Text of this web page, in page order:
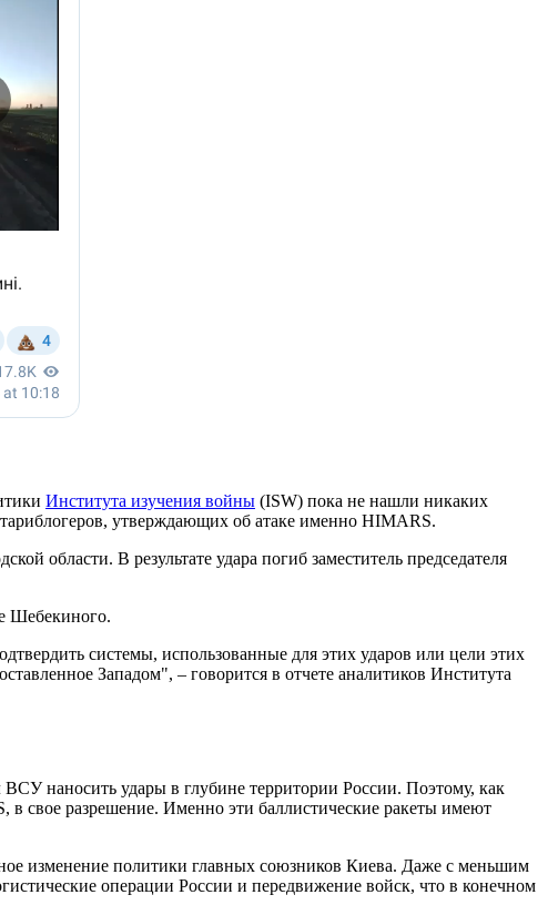
Института изучения войны (ISW) пока не нашли никаких
утверждающих об атаке именно HIMARS.
области. В результате удара погиб заместитель председателя
Шебекиного.
системы, использованные для этих ударов или цели этих
Западом", – говорится в отчете аналитиков Института
наносить удары в глубине территории России. Поэтому, как
в свое разрешение. Именно эти баллистические ракеты имеют
изменение политики главных союзников Киева. Даже с меньшим
операции России и передвижение войск, что в конечном